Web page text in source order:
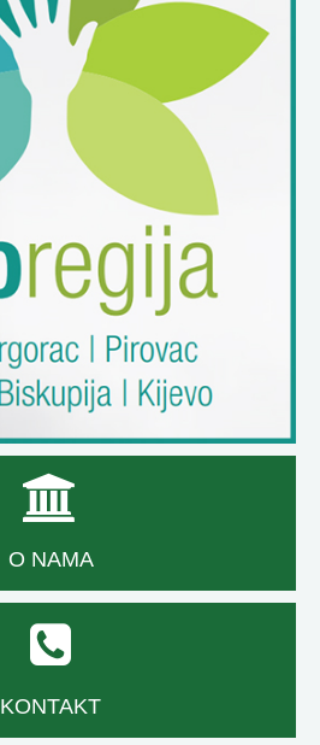
O NAMA
KONTAKT